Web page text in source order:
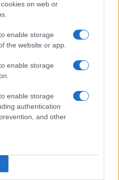
on web or
enable storage
the website or app.
enable storage
enable storage
authentication
and other
irrisa (ma subito la
morale all’aria che
in un silenzio di
notizia della pace.
redenti, che non
e adesso ballano
Chissà se
essersi di fatto arresa,
investimento per
finiti nel ridicolo con